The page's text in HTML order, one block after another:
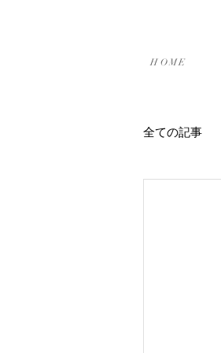
HOME
全ての記事